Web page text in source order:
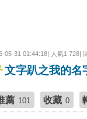
05-31 01:44:18| 人氣1,728|
文字趴之我的名
薦 101 收藏 0